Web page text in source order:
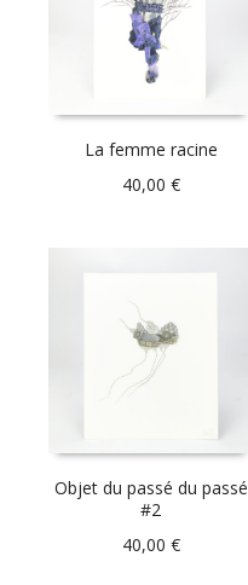
La femme racine
40,00 €
Objet du passé du passé
#2
40,00 €